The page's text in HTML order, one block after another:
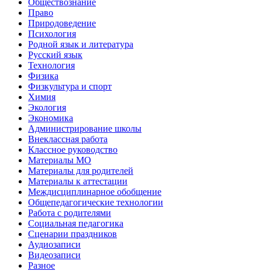
Право
Природоведение
Психология
Родной язык и литература
Русский язык
Технология
Физика
Физкультура и спорт
Химия
Экология
Экономика
Администрирование школы
Внеклассная работа
Классное руководство
Материалы МО
Материалы для родителей
Материалы к аттестации
Междисциплинарное обобщение
Общепедагогические технологии
Работа с родителями
Социальная педагогика
Сценарии праздников
Аудиозаписи
Видеозаписи
Разное